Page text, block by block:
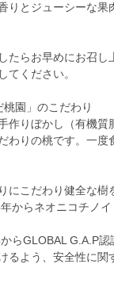
りとジューシーな果
たらお早めにお召し
てください。
桃園」のこだわり
作りぼかし（有機質
わりの桃です。一
にこだわり健全な樹
からネオニコチノ
らGLOBAL G.A.P認
るよう、安全性に関